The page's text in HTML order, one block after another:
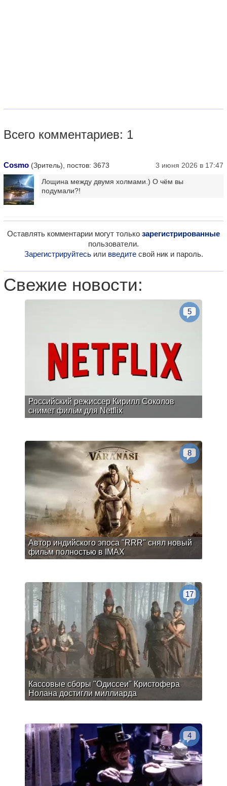
Всего комментариев: 1
Cosmo (Зритель), постов: 3673
3 июня 2026 в 17:47
Лощина между двумя холмами.) О чём вы
подумали?!
Оставлять комментарии могут только зарегистрированные
пользователи.
Зарегистрируйтесьили введитесвой ник и пароль.
Свежие новости:
Российский режиссер Кирилл Соколов
снимет фильм для Netflix
5
Автор индийского эпоса "RRR" снял новый
фильм полностью в IMAX
8
Кассовые сборы "Одиссеи" Кристофера
Нолана достигли миллиарда
17
4